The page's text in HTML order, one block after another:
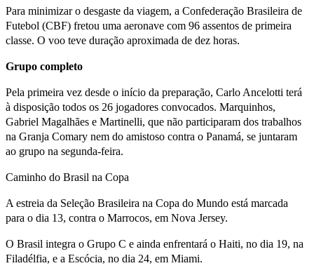
Para minimizar o desgaste da viagem, a Confederação Brasileira de
Futebol (CBF) fretou uma aeronave com 96 assentos de primeira
classe. O voo teve duração aproximada de dez horas.
Grupo completo
Pela primeira vez desde o início da preparação, Carlo Ancelotti terá
à disposição todos os 26 jogadores convocados. Marquinhos,
Gabriel Magalhães e Martinelli, que não participaram dos trabalhos
na Granja Comary nem do amistoso contra o Panamá, se juntaram
ao grupo na segunda-feira.
Caminho do Brasil na Copa
A estreia da Seleção Brasileira na Copa do Mundo está marcada
para o dia 13, contra o Marrocos, em Nova Jersey.
O Brasil integra o Grupo C e ainda enfrentará o Haiti, no dia 19, na
Filadélfia, e a Escócia, no dia 24, em Miami.